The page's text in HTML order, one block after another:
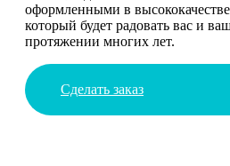
оформленными в
который будет радовать вас и
протяжении многих лет.
Сделать заказ